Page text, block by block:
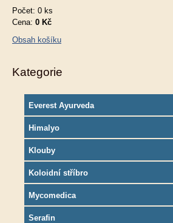
Počet: 0 ks
Cena: 0 Kč
Obsah košíku
Kategorie
Everest Ayurveda
Himalyo
Klouby
Koloidní stříbro
Mycomedica
Serafin